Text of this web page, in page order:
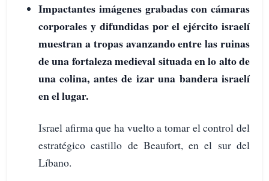
Impactantes imágenes grabadas con cámaras
corporales y difundidas por el ejército israelí
muestran a tropas avanzando entre las ruinas
de una fortaleza medieval situada en lo alto de
una colina, antes de izar una bandera israelí
en el lugar.
Israel afirma que ha vuelto a tomar el control del
estratégico castillo de Beaufort, en el sur del
Líbano.